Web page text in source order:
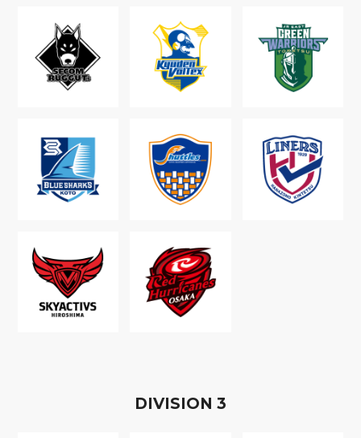
DIVISION 3